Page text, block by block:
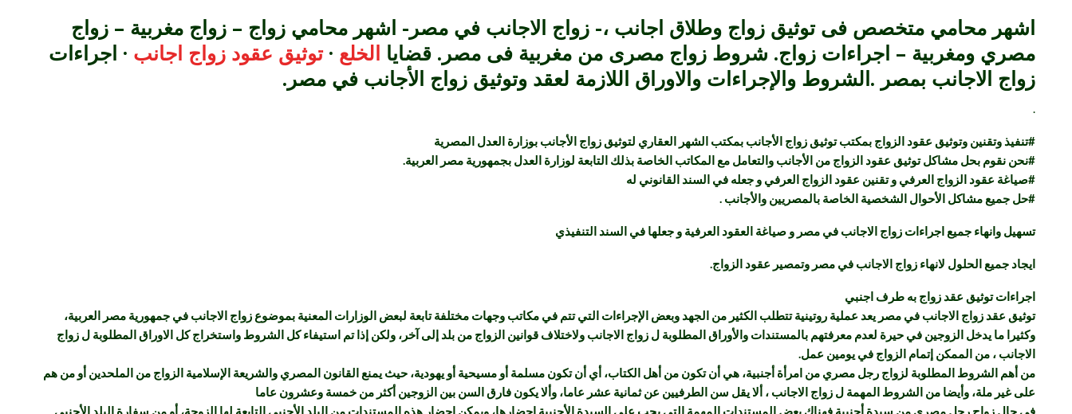
اشهر محامي متخصص فى توثيق زواج وطلاق اجانب ،- زواج الاجانب في مصر- اشهر محامي زواج – زواج مغربية – زواج
مصري ومغربية – اجراءات زواج. شروط زواج مصرى من مغربية فى مصر. قضايا الخلع ·توثيق عقود زواج اجانب · اجراءات
زواج الاجانب بمصر .الشروط والإجراءات والاوراق اللازمة لعقد وتوثيق زواج الأجانب في مصر.
.
#تنفيذ وتقنين وتوثيق عقود الزواج بمكتب توثيق زواج الأجانب بمكتب الشهر العقاري لتوثيق زواج الأجانب بوزارة العدل المصرية
#نحن نقوم بحل مشاكل توثيق عقود الزواج من الأجانب والتعامل مع المكاتب الخاصة بذلك التابعة لوزارة العدل بجمهورية مصر العربية.
#صياغة عقود الزواج العرفي و تقنين عقود الزواج العرفي و جعله في السند القانوني له
#حل جميع مشاكل الأحوال الشخصية الخاصة بالمصريين والأجانب .
تسهيل وانهاء جميع اجراءات زواج الاجانب في مصر و صياغة العقود العرفية و جعلها في السند التنفيذي
ايجاد جميع الحلول لانهاء زواج الاجانب في مصر وتمصير عقود الزواج.
اجراءات توثيق عقد زواج به طرف اجنبي
توثيق عقد زواج الاجانب في مصر يعد عملية روتينية تتطلب الكثير من الجهد وبعض الإجراءات التي تتم في مكاتب وجهات مختلفة تابعة لبعض الوزارات المعنية بموضوع زواج الاجانب في جمهورية مصر العربية،
وكثيرا ما يدخل الزوجين في حيرة لعدم معرفتهم بالمستندات والأوراق المطلوبة ل زواج الاجانب ولاختلاف قوانين الزواج من بلد إلى آخر، ولكن إذا تم استيفاء كل الشروط واستخراج كل الاوراق المطلوبة ل زواج
الاجانب ، من الممكن إتمام الزواج في يومين عمل.
من أهم الشروط المطلوبة لزواج رجل مصري من امرأة أجنبية، هي أن تكون من أهل الكتاب، أي أن تكون مسلمة أو مسيحية أو يهودية، حيث يمنع القانون المصري والشريعة الإسلامية الزواج من الملحدين أو من هم
على غير ملة، وأيضا من الشروط المهمة ل زواج الاجانب ، ألا يقل سن الطرفيين عن ثمانية عشر عاما، وألا يكون فارق السن بين الزوجين أكثر من خمسة وعشرون عاما
في حال زواج رجل مصري من سيدة أجنبية فهناك بعض المستندات المهمة التي يجب على السيدة الأجنبية إحضارها، ويمكن إحضار هذه المستندات من البلد الأجنبي التابعة لها الزوجة، أو من سفارة البلد الأجنبي